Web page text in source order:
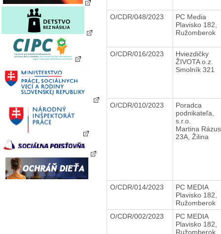
O/CDR/048/2023
PC Media
Plavisko 182,
Ružomberok
O/CDR/016/2023
Hviezdičky
ŽIVOTA o.z.
Smolník 321
O/CDR/010/2023
Poradca
podnikateľa,
s.r.o.
Martina
23A, Žilina
O/CDR/014/2023
PC MEDIA
Plavisko 182,
Ružomberok
O/CDR/002/2023
PC MEDIA
Plavisko 182,
Ružomberok